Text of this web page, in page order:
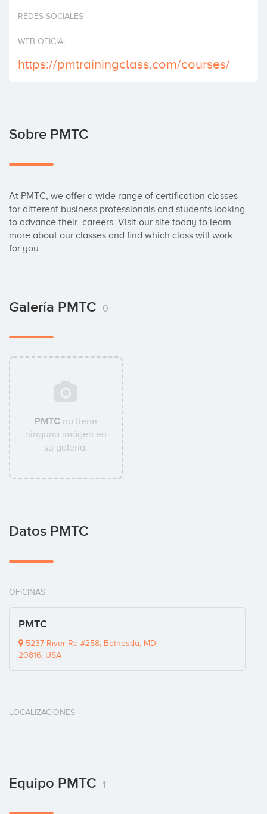
Invertir
REDES SOCIALES
WEB OFICIAL
https://pmtrainingclass.com/courses/
Sobre PMTC
At PMTC, we offer a wide range of certification classes
for different business professionals and students looking
to advance their  careers. Visit our site today to learn
more about our classes and find which class will work
for you.
Galería PMTC 0
PMTC no tiene
ninguna imágen en
su galería.
Datos PMTC
OFICINAS
PMTC
5237 River Rd #258, Bethesda, MD
20816, USA
LOCALIZACIONES
Equipo PMTC 1